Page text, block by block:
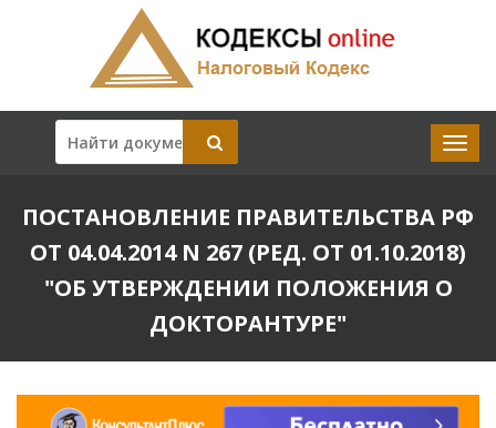
ПОСТАНОВЛЕНИЕ ПРАВИТЕЛЬСТВА РФ
ОТ 04.04.2014 N 267 (РЕД. ОТ 01.10.2018)
"ОБ УТВЕРЖДЕНИИ ПОЛОЖЕНИЯ О
ДОКТОРАНТУРЕ"